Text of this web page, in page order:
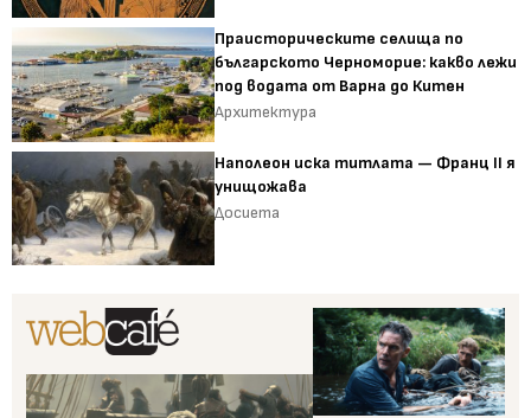
Праисторическите селища по
българското Черноморие: какво лежи
под водата от Варна до Китен
Архитектура
Наполеон иска титлата — Франц II я
унищожава
Досиета